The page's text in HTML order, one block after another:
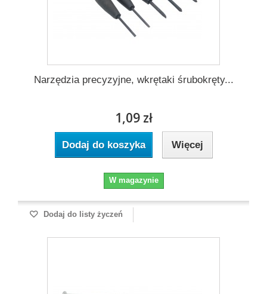
Narzędzia precyzyjne, wkrętaki śrubokręty...
1,09 zł
Dodaj do koszyka Więcej
W magazynie
Dodaj do listy życzeń